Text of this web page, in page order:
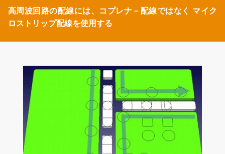
高周波回路の配線には、コプレナ－配線ではなく
マイク
ロストリップ配線を使用する